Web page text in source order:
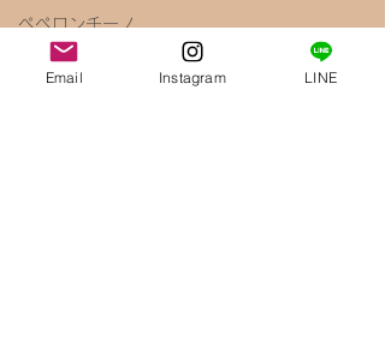
ペペロンチーノ
しょう油
Email Instagram LINE